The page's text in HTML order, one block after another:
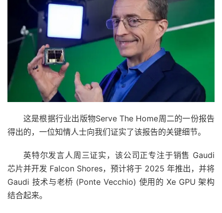
这是根据行业出版物Serve The Home周二的一份报告
得出的，一位知情人士向我们证实了该报告的关键细节。
英特尔发言人周三证实，该公司正专注于销售 Gaudi
芯片并开发 Falcon Shores，预计将于 2025 年推出，并将
Gaudi 技术与老桥 (Ponte Vecchio) 使用的 Xe GPU 架构
结合起来。